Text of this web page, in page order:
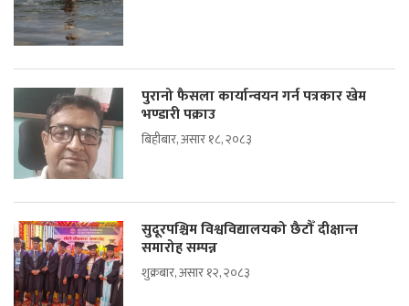
पुरानो फैसला कार्यान्वयन गर्न पत्रकार खेम
भण्डारी पक्राउ
बिहीबार, असार १८, २०८३
सुदूरपश्चिम विश्वविद्यालयको छैटौँ दीक्षान्त
समारोह सम्पन्न
शुक्रबार, असार १२, २०८३